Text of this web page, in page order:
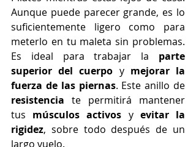
Aunque puede parecer grande, es lo
suficientemente ligero como para
meterlo en tu maleta sin problemas.
Es ideal para trabajar la parte
superior del cuerpo y mejorar la
fuerza de las piernas
resistencia te permitirá mantener
tus músculos activos y evitar la
rigidez, sobre todo después de un
largo vuelo.